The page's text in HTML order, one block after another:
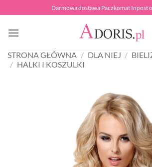
do
zawartości
Darmowa dostawa Paczkomat Inpost
STRONA GŁÓWNA / DLA NIEJ /
/ HALKI I KOSZULKI